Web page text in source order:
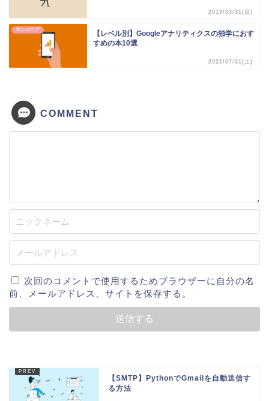
2019/03/31(日)
エンジニア
【レベル別】Googleアナリティクスの独学におす
すめの本10選
2021/07/31(土)
COMMENT
次回のコメントで使用するためブラウザーに自分の名
前、メールアドレス、サイトを保存する。
【SMTP】PythonでGmailを自動送信す
る方法